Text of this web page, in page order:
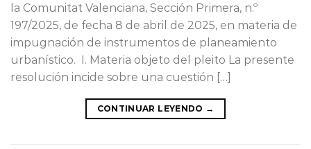
la Comunitat Valenciana, Sección Primera, n.º
197/2025, de fecha 8 de abril de 2025, en materia de
impugnación de instrumentos de planeamiento
urbanístico. I. Materia objeto del pleito La presente
resolución incide sobre una cuestión […]
CONTINUAR LEYENDO →